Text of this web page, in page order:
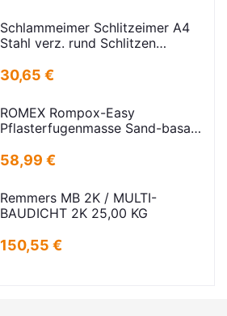
Schlammeimer Schlitzeimer A4
Stahl verz. rund Schlitzen
30,65 €
ROMEX Rompox-Easy
Pflasterfugenmasse Sand-basalt
58,99 €
Remmers MB 2K / MULTI-
BAUDICHT 2K 25,00 KG
150,55 €